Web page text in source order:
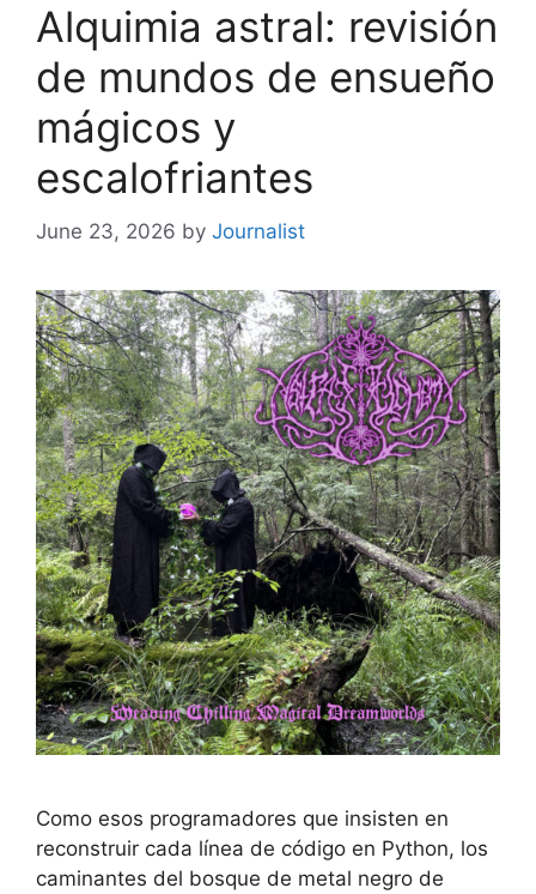
Alquimia astral: revisión
de mundos de ensueño
mágicos y
escalofriantes
June 23, 2026 by Journalist
Como esos programadores que insisten en
reconstruir cada línea de código en Python, los
caminantes del bosque de metal negro de